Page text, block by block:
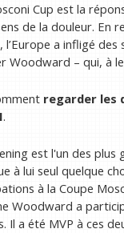
Cup est la
de la douleur. En
l’Europe a infligé des
Woodward – qui, à
regarder les
.
est l'un des
à lui seul quelque
à la Coupe
Woodward a
Il a été MVP à ces